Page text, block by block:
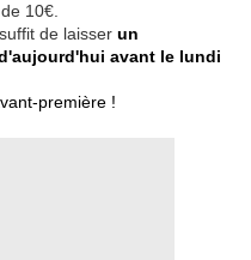
10€.
de laisser un
avant le lundi
première !